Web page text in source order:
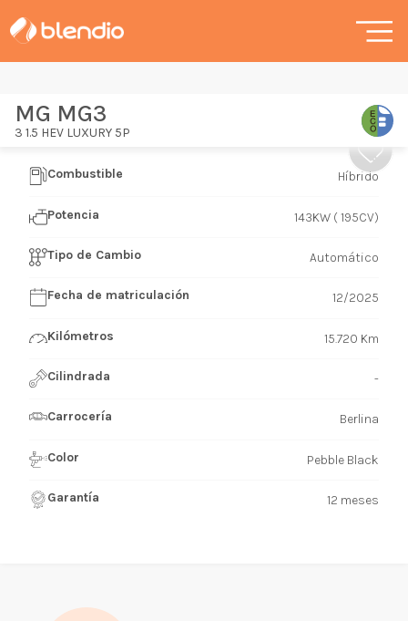
MG MG3
3 1.5 HEV LUXURY 5P
Combustible Híbrido
Potencia 143KW ( 195CV)
Tipo de Cambio Automático
Fecha de matriculación 12/2025
Kilómetros 15.720 Km
Cilindrada -
Carrocería Berlina
Color Pebble Black
Garantía 12 meses